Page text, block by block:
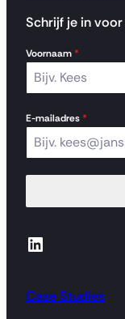
Schrijf je in
Voornaam *
E-mailadres *
LinkedIn
Case Studies